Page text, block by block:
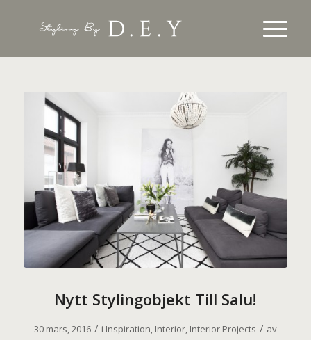
Nytt Stylingobjekt Till Salu!
30 mars, 2016 / i Inspiration, Interior, Interior Projects / av